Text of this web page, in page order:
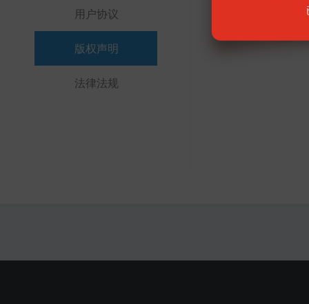
用户协议
版权声明
法律法规